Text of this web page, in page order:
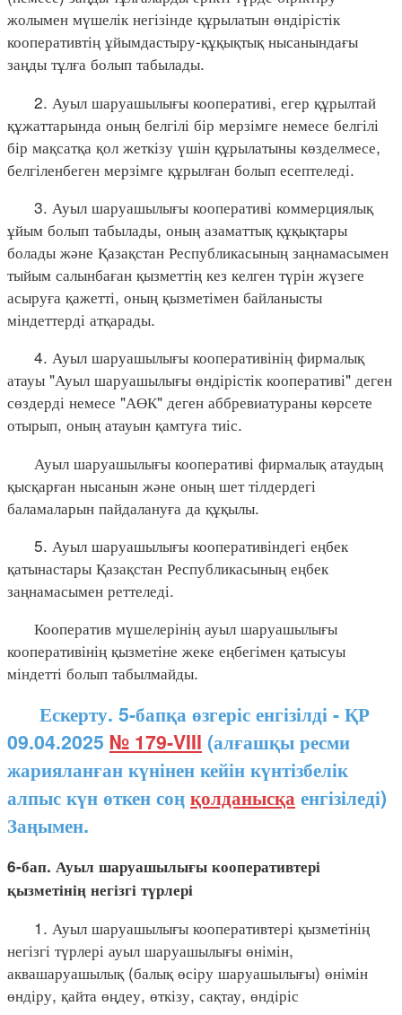
жолымен мүшелік негізінде құрылатын өндірістік
кооперативтің ұйымдастыру-құқықтық нысанындағы
заңды тұлға болып табылады.
2. Ауыл шаруашылығы кооперативі, егер құрылтай
құжаттарында оның белгілі бір мерзімге немесе белгілі
бір мақсатқа қол жеткізу үшін құрылатыны көзделмесе,
белгіленбеген мерзімге құрылған болып есептеледі.
3. Ауыл шаруашылығы кооперативі коммерциялық
ұйым болып табылады, оның азаматтық құқықтары
болады және Қазақстан Республикасының заңнамасымен
тыйым салынбаған қызметтің кез келген түрін жүзеге
асыруға қажетті, оның қызметімен байланысты
міндеттерді атқарады.
4. Ауыл шаруашылығы кооперативінің фирмалық
атауы "Ауыл шаруашылығы өндірістік кооперативі" деген
сөздерді немесе "АӨК" деген аббревиатураны көрсете
отырып, оның атауын қамтуға тиіс.
Ауыл шаруашылығы кооперативі фирмалық атаудың
қысқарған нысанын және оның шет тілдердегі
баламаларын пайдалануға да құқылы.
5. Ауыл шаруашылығы кооперативіндегі еңбек
қатынастары Қазақстан Республикасының еңбек
заңнамасымен реттеледі.
Кооператив мүшелерінің ауыл шаруашылығы
кооперативінің қызметіне жеке еңбегімен қатысуы
міндетті болып табылмайды.
Ескерту. 5-бапқа өзгеріс енгізілді - ҚР
09.04.2025 № 179-VIII (алғашқы ресми
жарияланған күнінен кейін күнтізбелік
алпыс күн өткен соңқолданысқаенгізіледі)
Заңымен.
6-бап. Ауыл шаруашылығы кооперативтері
қызметінің негізгі түрлері
1. Ауыл шаруашылығы кооперативтері қызметінің
негізгі түрлері ауыл шаруашылығы өнімін,
аквашаруашылық (балық өсіру шаруашылығы) өнімін
өндіру, қайта өңдеу, өткізу, сақтау, өндіріс